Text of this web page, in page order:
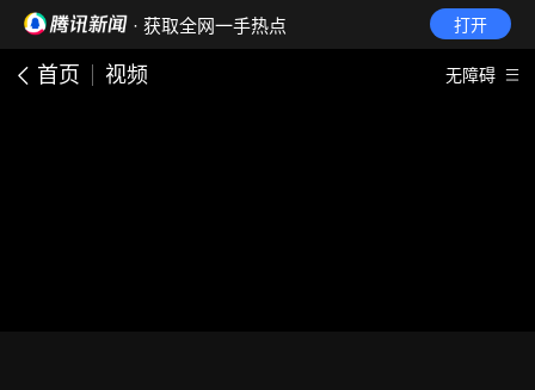
· 获取全网一手热点 打开
首页 视频 无障碍